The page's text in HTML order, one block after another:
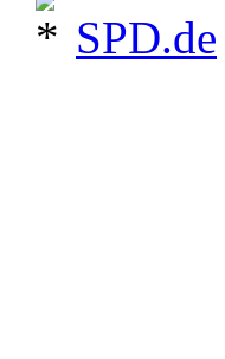
SPD.de